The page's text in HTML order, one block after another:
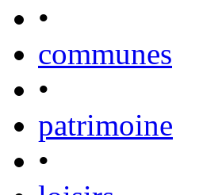
•
communes
•
patrimoine
•